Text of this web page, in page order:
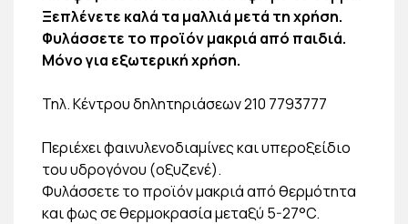
Ξεπλένετε καλά τα μαλλιά μετά τη χρήση.
Φυλάσσετε το προϊόν μακριά από παιδιά.
Μόνο για εξωτερική χρήση.
Τηλ. Κέντρου δηλητηριάσεων 210 7793777
Περιέχει φαινυλενοδιαμίνες και υπεροξείδιο
του υδρογόνου (οξυζενέ).
Φυλάσσετε το προϊόν μακριά από θερμότητα
και φως σε θερμοκρασία μεταξύ 5-27°C.